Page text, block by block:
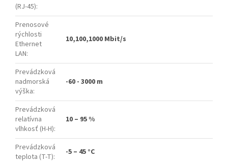
(RJ-45):
Prenosové
rýchlosti
Ethernet
LAN:
10,100,1000 Mbit/s
Prevádzková
nadmorská
výška:
-60 - 3000 m
Prevádzková
relatívna
vlhkosť (H-H):
10 – 95 %
Prevádzková
teplota (T-T): -5 – 45 °C